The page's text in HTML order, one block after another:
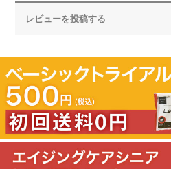
レビューを投稿する